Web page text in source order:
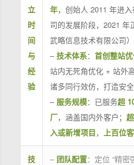
立
时
间
与
经
验
年，创始人 2011 年进
司的发展阶段，2021
武略信息技术有限公司
–技术体系： 首创整站
站内无死角优化 + 站外
诸多同行效仿，打造安
– 服务规模：已服务超
厂，涵盖国内外客户；
入或新增项目， 上百位
技
– 团队配置：定位 “精密